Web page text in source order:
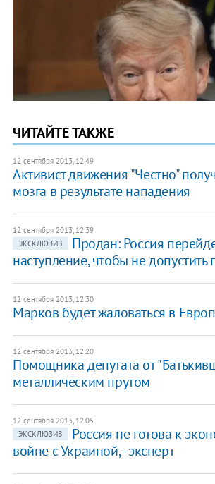
ЧИТАЙТЕ ТАКЖЕ
12 сентября 2013, 12:49
Активист движения "Честно"
мозга в результате нападения
12 сентября 2013, 12:39
ЭКСКЛЮЗИВ
Продан: Россия
наступление, чтобы не
12 сентября 2013, 12:30
Марков будет жаловаться в
12 сентября 2013, 12:20
Помощника депутата от
металлическим прутом
12 сентября 2013, 12:05
ЭКСКЛЮЗИВ
Россия не готова к
войне с Украиной, - эксперт